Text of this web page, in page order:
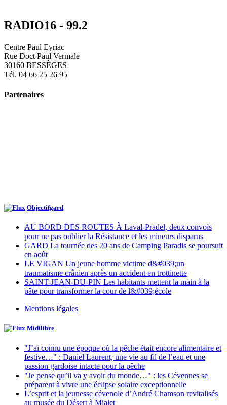
RADIO16 - 99.2
Centre Paul Eyriac
Rue Doct Paul Vermale
30160 BESSÈGES
Tél. 04 66 25 26 95
Partenaires
Objectifgard
AU BORD DES ROUTES À Laval-Pradel, deux convois
pour ne pas oublier la Résistance et les mineurs disparus
GARD La tournée des 20 ans de Camping Paradis se poursuit
en août
LE VIGAN Un jeune homme victime d&#039;un
traumatisme crânien après un accident en trottinette
SAINT-JEAN-DU-PIN Les habitants mettent la main à la
pâte pour transformer la cour de l&#039;école
Mentions légales
Midilibre
"J’ai connu une époque où la pêche était encore alimentaire et
festive…" : Daniel Laurent, une vie au fil de l’eau et une
passion gardoise intacte pour la pêche
"Je pense qu’il va y avoir du monde…" : les Cévennes se
préparent à vivre une éclipse solaire exceptionnelle
L’esprit et la jeunesse cévenole d’André Chamson revitalisés
au musée du Désert à Mialet